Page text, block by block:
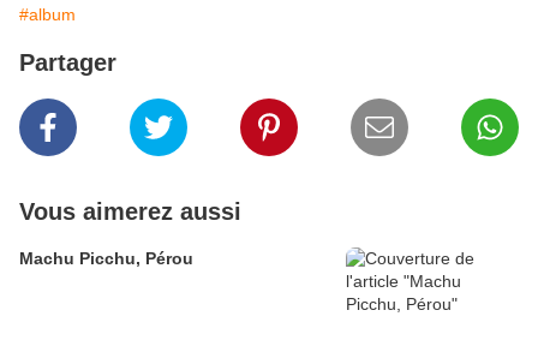
#album
Partager
Vous aimerez aussi
Machu Picchu, Pérou